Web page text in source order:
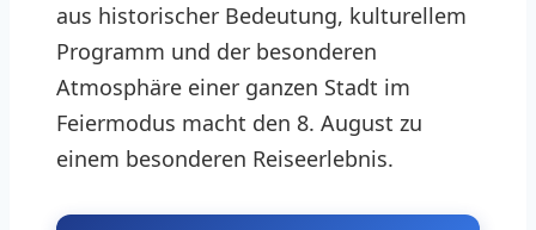
aus historischer Bedeutung, kulturellem
Programm und der besonderen
Atmosphäre einer ganzen Stadt im
Feiermodus macht den 8. August zu
einem besonderen Reiseerlebnis.